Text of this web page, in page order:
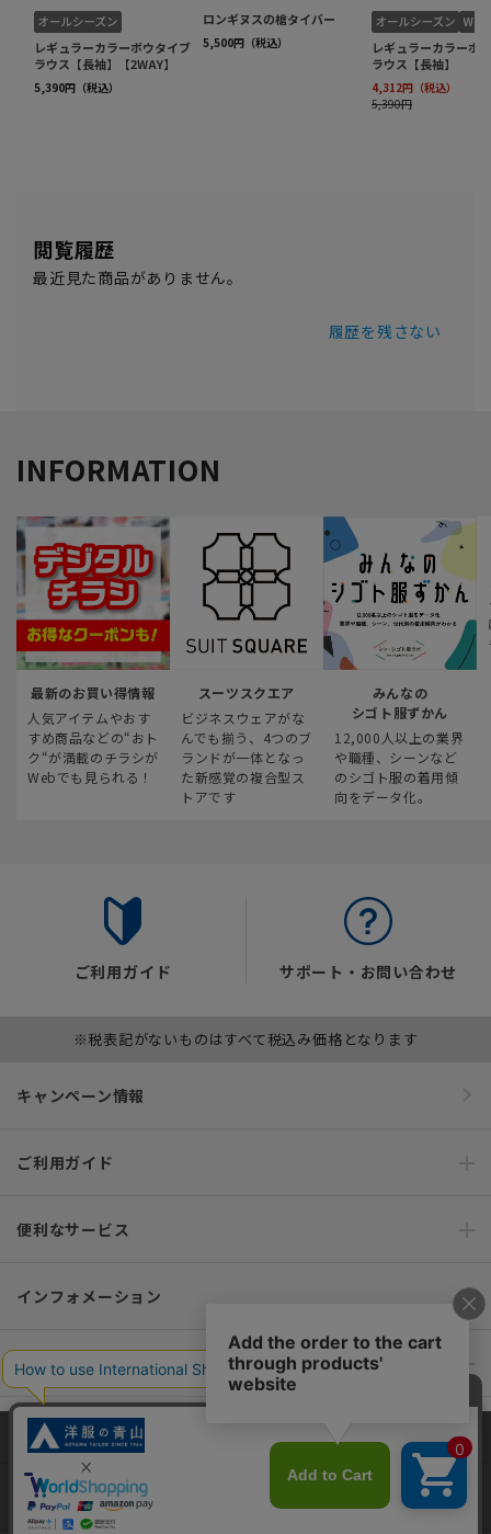
閲覧履歴
最近見た商品がありません。
履歴を残さない
INFORMATION
最新のお買い得情報
人気アイテムやおす
すめ商品などの“おト
ク“が満載のチラシが
Webでも見られる！
スーツスクエア
ビジネスウェアがな
んでも揃う、4つのブ
ランドが一体となっ
た新感覚の複合型ス
トアです
みんなの
シゴト服ずかん
12,000人以上の業界
や職種、シーンなど
のシゴト服の着用傾
向をデータ化。
ご利用ガイド サポート・お問い合わせ
※税表記がないものはすべて税込み価格となります
キャンペーン情報
ご利用ガイド
便利なサービス
インフォメーション
おすすめコンテンツ
ポリシー・企業情報
オーダースーツなら SHITATE
当サイトでは、快適な閲覧体験とコンテンツ改善のためにCookieを使用
しています。閲覧を続けることで、Cookieの使用に同意したものとみな
します。詳細については